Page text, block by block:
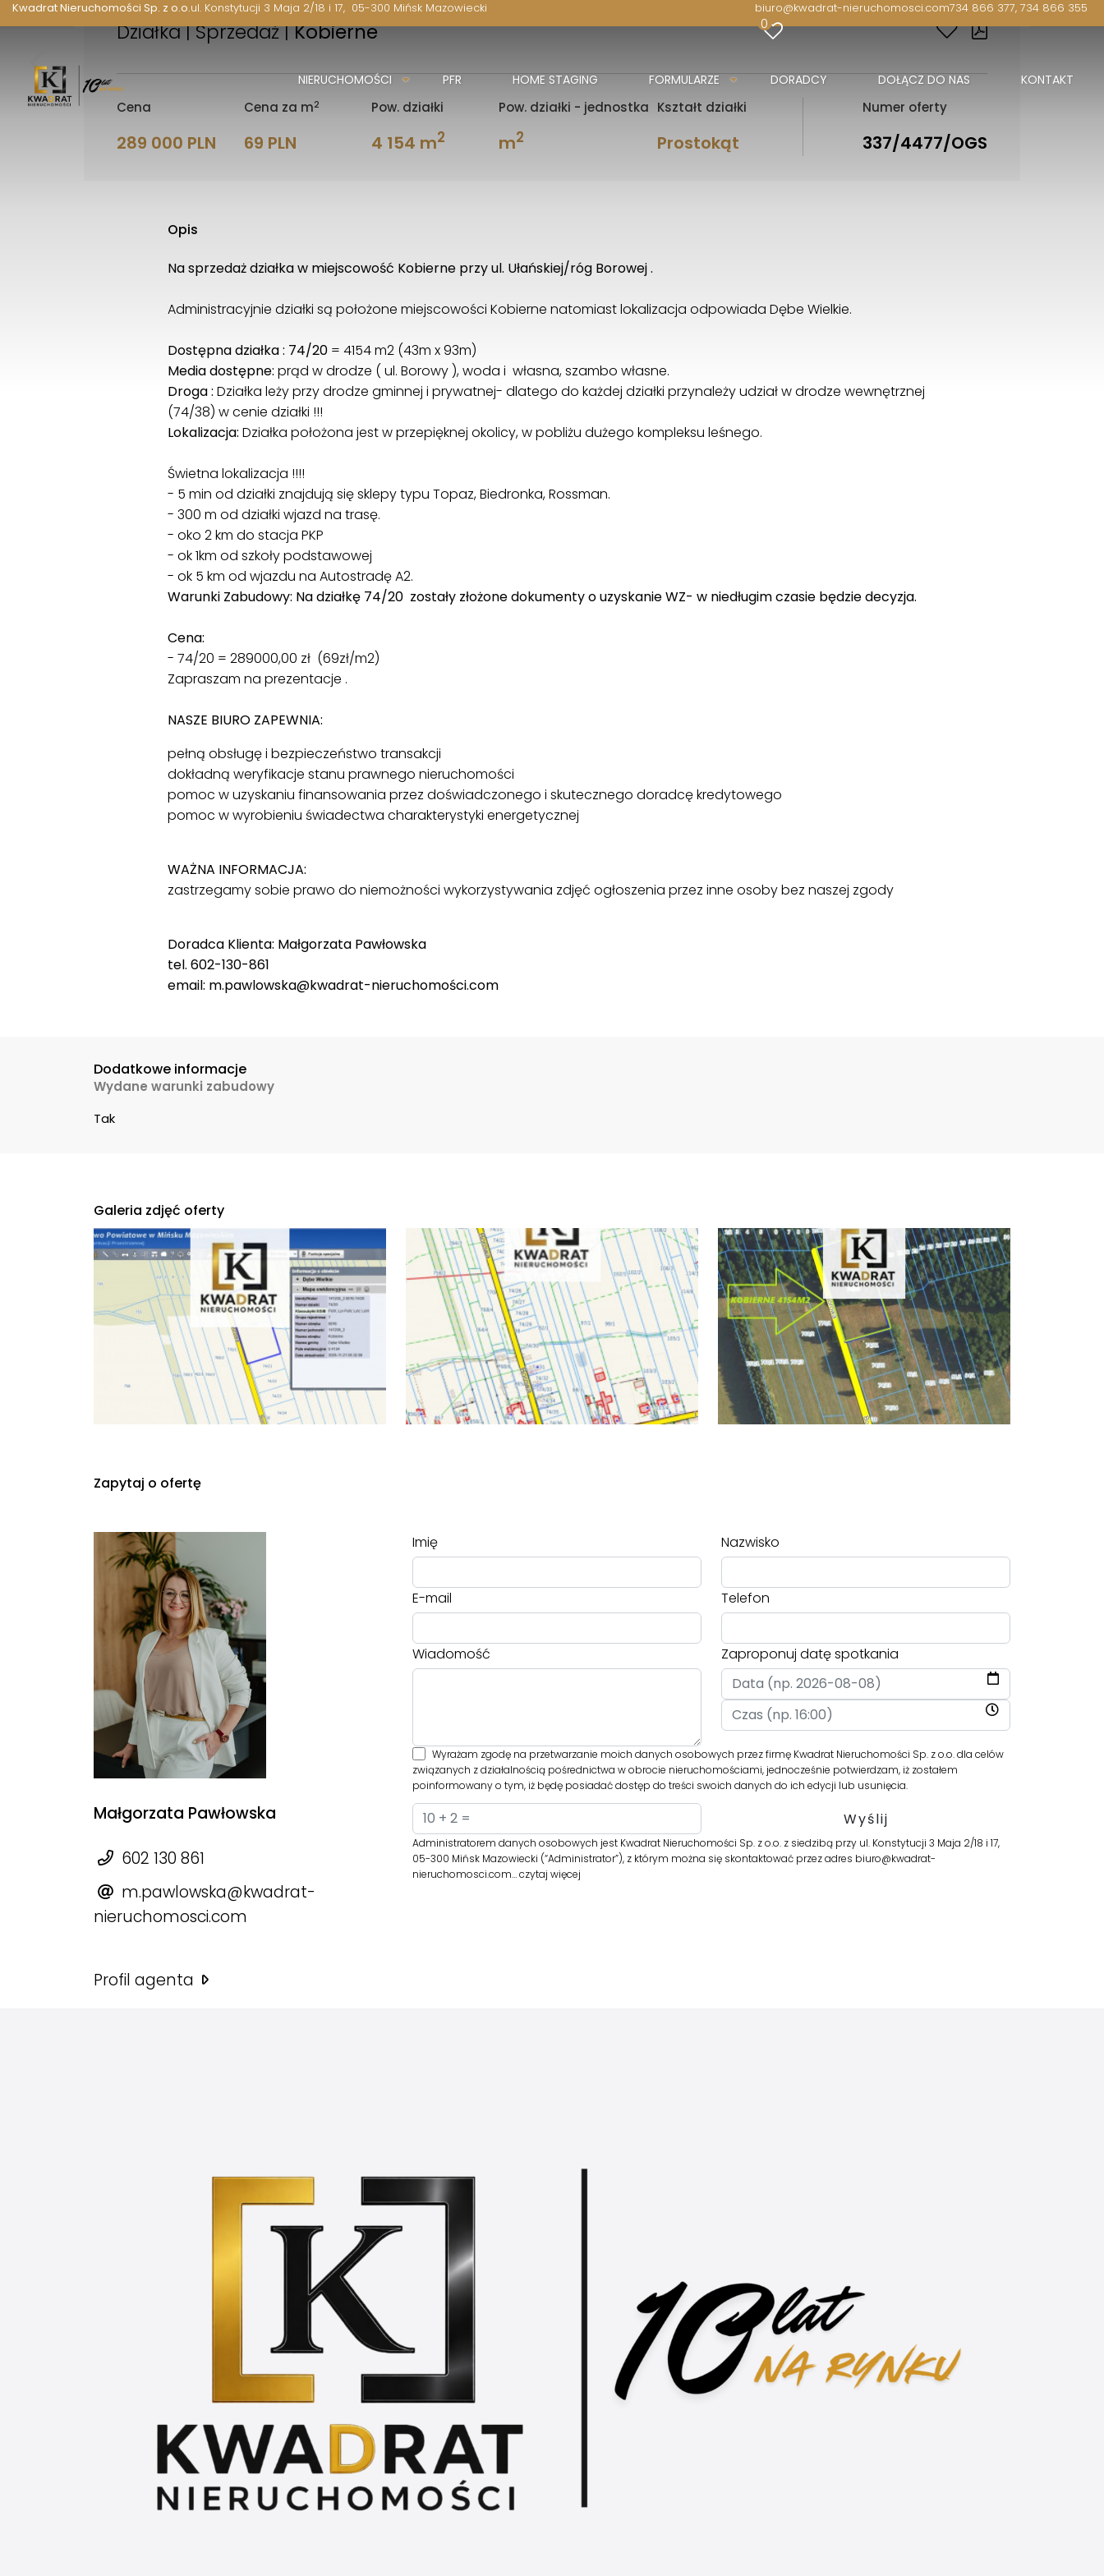
Kwadrat Nieruchomości Sp. z o.o.ul. Konstytucji 3 Maja 2/18 i 17 05-300 Mińsk Mazowiecki biuro@kwadrat-nieruchomosci.com734 866 377, 734 866 355
0
NIERUCHOMOŚCI PFR HOME STAGING FORMULARZE DORADCY DOŁĄCZ DO NAS KONTAKT
Działka | Sprzedaż |Kobierne
Cena
289 000 PLN
Cena za m2
69 PLN
Pow. działki
4 154 m2
Pow. działki - jednostka
m2
Kształt działki
Prostokąt
Numer oferty
337/4477/OGS
Opis
Na sprzedaż działka w miejscowość Kobierne przy ul. Ułańskiej/róg Borowej .
Administracyjnie działki są położone miejscowości Kobierne natomiast lokalizacja odpowiada Dębe Wielkie.
Dostępna działka : 74/20 = 4154 m2 (43m x 93m)
Media dostępne: prąd w drodze ( ul. Borowy ), woda i własna, szambo własne.
Droga : Działka leży przy drodze gminnej i prywatnej- dlatego do każdej działki przynależy udział w drodze wewnętrznej
(74/38) w cenie działki !!!
Lokalizacja: Działka położona jest w przepięknej okolicy, w pobliżu dużego kompleksu leśnego.
Świetna lokalizacja !!!!
- 5 min od działki znajdują się sklepy typu Topaz, Biedronka, Rossman.
- 300 m od działki wjazd na trasę.
- oko 2 km do stacja PKP
- ok 1km od szkoły podstawowej
- ok 5 km od wjazdu na Autostradę A2.
Warunki Zabudowy: Na działkę 74/20 zostały złożone dokumenty o uzyskanie WZ- w niedługim czasie będzie decyzja.
Cena:
- 74/20 = 289000,00 zł (69zł/m2)
Zapraszam na prezentacje .
NASZE BIURO ZAPEWNIA:
pełną obsługę i bezpieczeństwo transakcji
dokładną weryfikacje stanu prawnego nieruchomości
pomoc w uzyskaniu finansowania przez doświadczonego i skutecznego doradcę kredytowego
pomoc w wyrobieniu świadectwa charakterystyki energetycznej
WAŻNA INFORMACJA:
zastrzegamy sobie prawo do niemożności wykorzystywania zdjęć ogłoszenia przez inne osoby bez naszej zgody
Doradca Klienta: Małgorzata Pawłowska
tel. 602-130-861
email: m.pawlowska@kwadrat-nieruchomości.com
Dodatkowe informacje
Wydane warunki zabudowy
Tak
Galeria zdjęć oferty
Zapytaj o ofertę
Małgorzata Pawłowska
602 130 861
m.pawlowska@kwadrat-
nieruchomosci.com
Profil agenta
Imię Nazwisko
E-mail Telefon
Wiadomość Zaproponuj datę spotkania
Wyrażam zgodę na przetwarzanie moich danych osobowych przez firmę Kwadrat Nieruchomości Sp. z o.o. dla celów
związanych z działalnością pośrednictwa w obrocie nieruchomościami, jednocześnie potwierdzam, iż zostałem
poinformowany o tym, iż będę posiadać dostęp do treści swoich danych do ich edycji lub usunięcia.
Administratorem danych osobowych jest Kwadrat Nieruchomości Sp. z o.o. z siedzibą przy ul. Konstytucji 3 Maja 2/18 i 17,
05-300 Mińsk Mazowiecki (“Administrator”), z którym można się skontaktować przez adres biuro@kwadrat-
nieruchomosci.com…czytaj więcej